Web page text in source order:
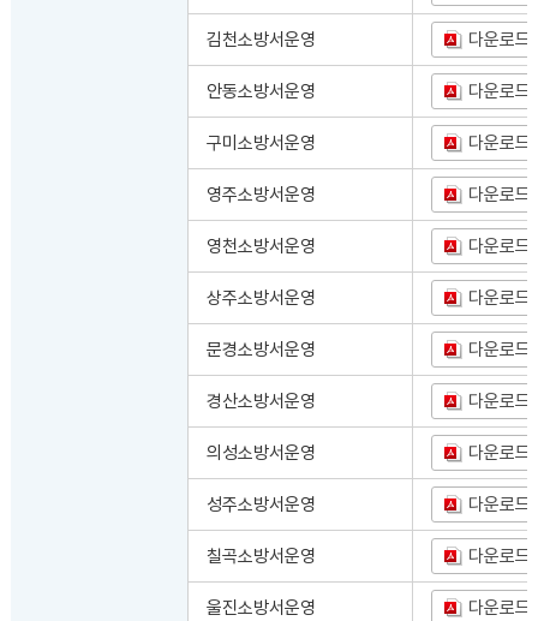
김천소방서운영 다운로드
안동소방서운영 다운로드
구미소방서운영 다운로드
영주소방서운영 다운로드
영천소방서운영 다운로드
상주소방서운영 다운로드
문경소방서운영 다운로드
경산소방서운영 다운로드
의성소방서운영 다운로드
성주소방서운영 다운로드
칠곡소방서운영 다운로드
울진소방서운영 다운로드